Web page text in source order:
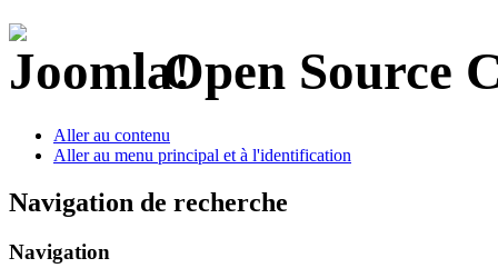
Open Source
Aller au contenu
Aller au menu principal et à l'identification
Navigation de recherche
Navigation